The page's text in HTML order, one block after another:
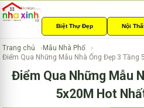
Biệt Thự Đẹp Nội
Trang chủ
Mẫu Nhà Phố
Điểm Qua Những Mẫu Nhà Ống Đẹp 3 Tầng
Điểm Qua Những Mẫu
5x20M Hot